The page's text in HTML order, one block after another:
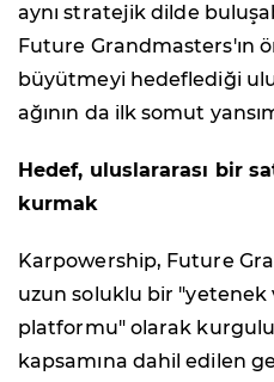
aynı stratejik dilde
Future Grandmasters'ın
büyütmeyi hedeflediği
ağının da ilk somut
Hedef, uluslararası bir
kurmak
Karpowership, Future
uzun soluklu bir
platformu" olarak
kapsamına dahil edilen